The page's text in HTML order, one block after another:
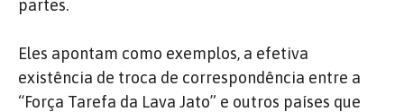
partes.
Eles apontam como exemplos, a efetiva
existência de troca de correspondência entre a
“Força Tarefa da Lava Jato” e outros países que